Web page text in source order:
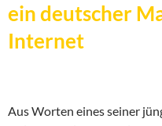
ein deutscher
Internet
Aus Worten eines seiner